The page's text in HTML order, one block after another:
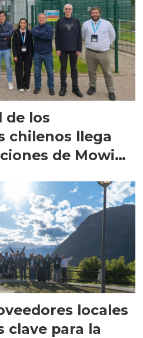
de los
chilenos llega
de Mowi
locales
clave para la